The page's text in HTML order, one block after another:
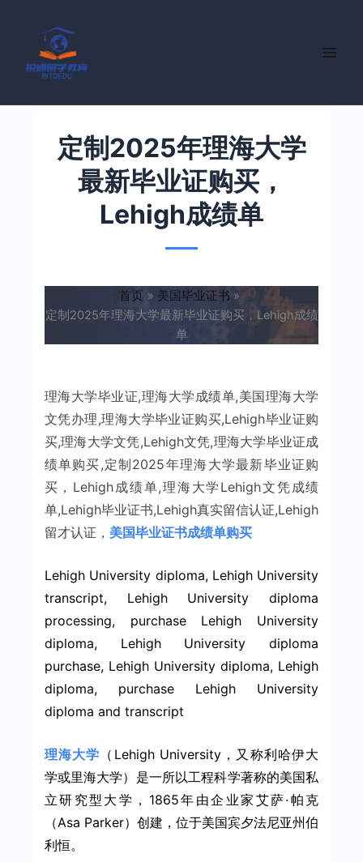
定制2025年理海大学
最新毕业证购买，
Lehigh成绩单
首页
美国毕业证书
定制2025年理海大学最新毕业证购买，Lehigh成绩
单
理海大学毕业证,理海大学成绩单,美国理海大学
文凭办理,理海大学毕业证购买,Lehigh毕业证购
买,理海大学文凭,Lehigh文凭,理海大学毕业证成
绩单购买,定制2025年理海大学最新毕业证购
买，Lehigh成绩单,理海大学Lehigh文凭成绩
单,Lehigh毕业证书,Lehigh真实留信认证,Lehigh
留才认证， 美国毕业证书成绩单购买
Lehigh University diploma, Lehigh University
transcript, Lehigh University diploma
processing, purchase Lehigh University
diploma, Lehigh University diploma
purchase, Lehigh University diploma, Lehigh
diploma, purchase Lehigh University
diploma and transcript
理海大学 （Lehigh University，又称利哈伊大
学或里海大学）是一所以工程科学著称的美国私
立研究型大学，1865年由企业家艾萨·帕克
（Asa Parker）创建，位于美国宾夕法尼亚州伯
利恒。